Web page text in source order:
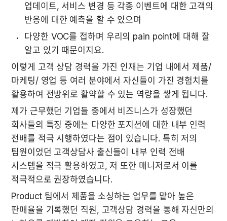
업데이트, 서비스 변경 등 각종 이벤트에 대한 고객의
반응에 대한 예측을 할 수 있으며
다양한 VOC를 접하며 우리의 pain point에 대해 잘
알고 있기 때문이지요.
이렇게 고객 상담 경력을 가진 인재는 기업 내에서 제품/
마케팅/ 영업 등 여러 분야에서 자신들이 가진 경험치를
활용하여 전방위로 활약할 수 있는 역량을 쌓게 됩니다.
제가 근무했던 기업들 중에서 비즈니스가 성장했던
회사들의 특징 중에는 다양한 포지션에 대한 내부 인력
전배를 적극 시행하였다는 점이 있습니다. 특히 저의
팀원이었던 고객상담사 출신들이 내부 인력 전배
시스템을 적극 활용하였고, 저 또한 매니저로서 이를
적극적으로 권장하였습니다.
Product 팀에서 제품을 소싱하는 업무를 맡아 높은
판매율을 기록했던 직원, 고객상담 경력을 통해 자신만의